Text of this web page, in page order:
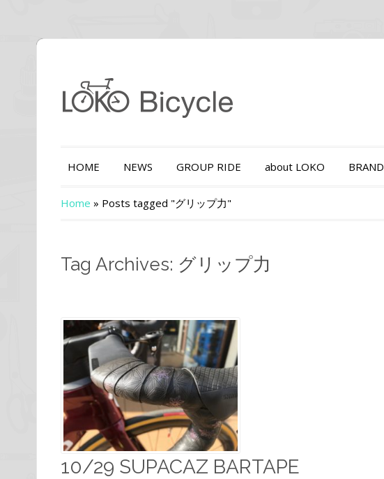
HOME NEWS GROUP RIDE about LOKO BRAND
Home » Posts tagged "グリップ力"
Tag Archives: グリップ力
10/29 SUPACAZ BARTAPE